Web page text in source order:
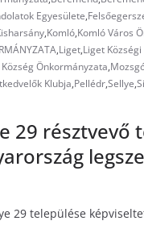
Egyesülete,
,Komló,Komló Város
,Liget,Liget
Önkormányzata,
Klubja,Pellédr,Sellye,
29 résztvevő
29 települése